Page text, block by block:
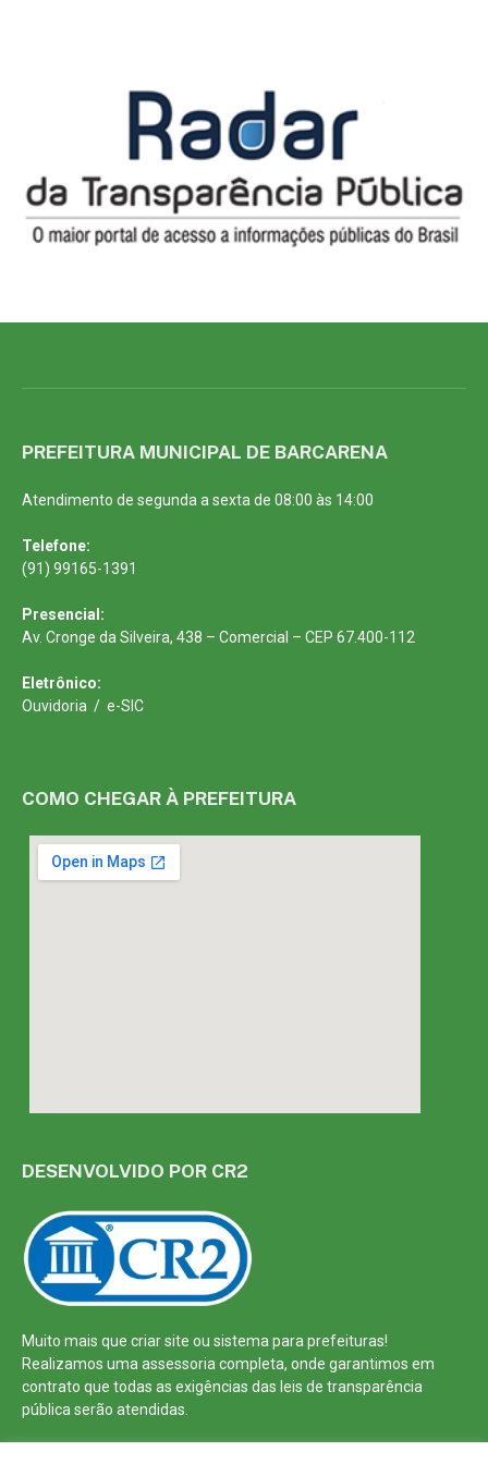
PREFEITURA MUNICIPAL DE BARCARENA
Atendimento de segunda a sexta de 08:00 às 14:00
Telefone:
(91) 99165-1391
Presencial:
Av. Cronge da Silveira, 438 – Comercial – CEP 67.400-112
Eletrônico:
Ouvidoria / e-SIC
COMO CHEGAR À PREFEITURA
DESENVOLVIDO POR CR2
Muito mais que criar site ou sistema para prefeituras!
Realizamos uma assessoria completa, onde garantimos em
contrato que todas as exigências das leis de transparência
pública serão atendidas.